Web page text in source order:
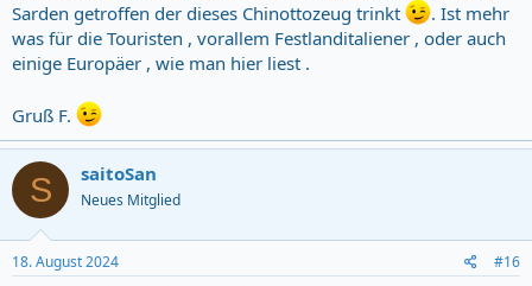
Sarden getroffen der dieses Chinottozeug trinkt
. Ist mehr
was für die Touristen , vorallem Festlanditaliener , oder auch
einige Europäer , wie man hier liest .
Gruß F.
S saitoSan
Neues Mitglied
18. August 2024 #16